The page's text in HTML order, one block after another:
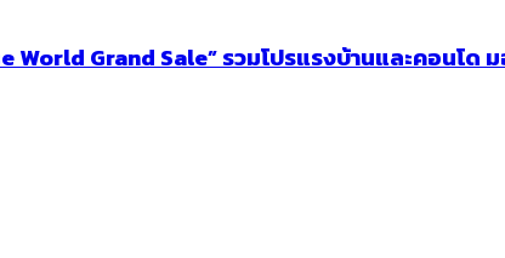
World Grand Sale” รวมโปรแรงบ้านและคอนโ